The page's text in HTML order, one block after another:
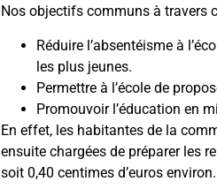
Nos objectifs communs à travers
Réduire l’absentéisme à
les plus jeunes.
Permettre à l’école de
Promouvoir l’éducation en
En effet, les habitantes de la
ensuite chargées de préparer les
soit 0,40 centimes d’euros environ.